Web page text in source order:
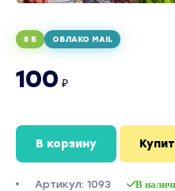
5 Б ОБЛАКО MAIL
100 ₽
В корзину
Артикул: 1093 В